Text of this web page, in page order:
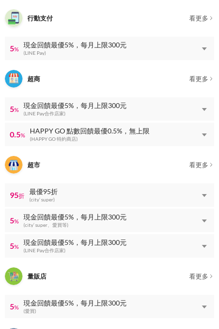
行動支付 看更多
5%
現金回饋最優5%，每月上限300元
(LINE Pay)
超商 看更多
5%
現金回饋最優5%，每月上限300元
(LINE Pay合作店家)
0.5%
HAPPY GO 點數回饋最優0.5%，無上限
(HAPPY GO 特約商店)
超市 看更多
95折
最優95折
(city’ super)
5%
現金回饋最優5%，每月上限300元
(city’ super、愛買等)
5%
現金回饋最優5%，每月上限300元
(LINE Pay合作店家)
量販店 看更多
5%
現金回饋最優5%，每月上限300元
(愛買)